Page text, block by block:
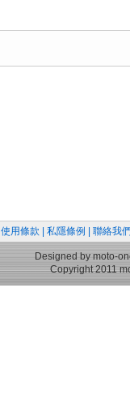
使用條款 私隱條例 聯絡我
Designed by moto-
Copyright 2011